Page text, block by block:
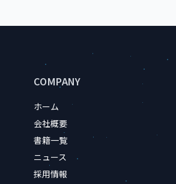
サイトのフッター情報
COMPANY
ホーム
会社概要
書籍一覧
ニュース
採用情報